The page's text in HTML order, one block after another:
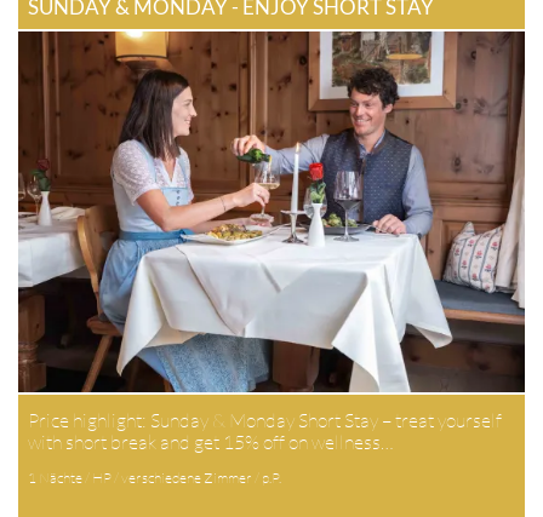
SUNDAY & MONDAY - ENJOY SHORT STAY
Price highlight: Sunday & Monday Short Stay – treat yourself
with short break and get 15% off on wellness…
1 Nächte / HP / verschiedene Zimmer / p.P.